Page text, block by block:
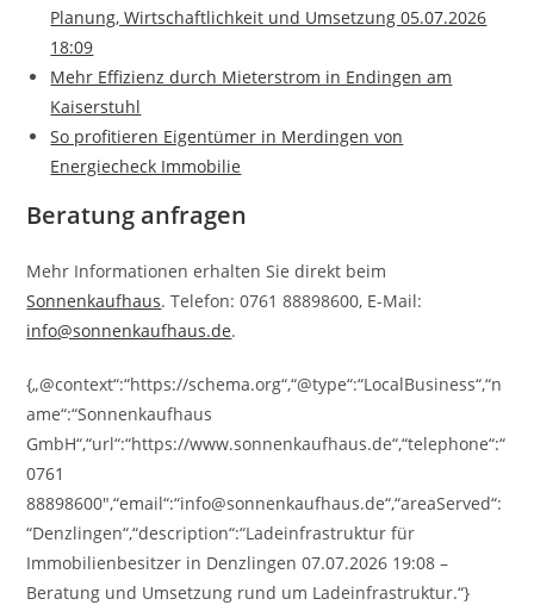
Planung, Wirtschaftlichkeit und Umsetzung 05.07.2026
18:09
Mehr Effizienz durch Mieterstrom in Endingen am
Kaiserstuhl
So profitieren Eigentümer in Merdingen von
Energiecheck Immobilie
Beratung anfragen
Mehr Informationen erhalten Sie direkt beim
Sonnenkaufhaus. Telefon: 0761 88898600, E-Mail:
info@sonnenkaufhaus.de.
{„@context“:“https://schema.org“,“@type“:“LocalBusiness“,“n
ame“:“Sonnenkaufhaus
GmbH“,“url“:“https://www.sonnenkaufhaus.de“,“telephone“:“
0761
88898600″,“email“:“info@sonnenkaufhaus.de“,“areaServed“:
“Denzlingen“,“description“:“Ladeinfrastruktur für
Immobilienbesitzer in Denzlingen 07.07.2026 19:08 –
Beratung und Umsetzung rund um Ladeinfrastruktur.“}